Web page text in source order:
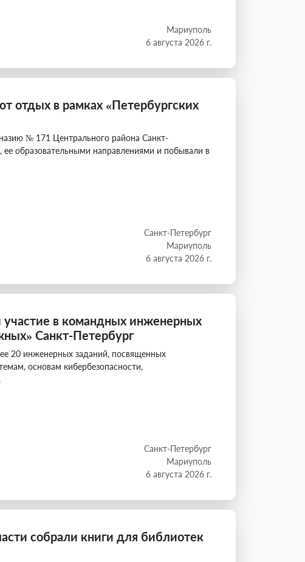
Мариуполь
6 августа 2026 г.
отдых в рамках «Петербургских
№ 171 Центрального района Санкт-
образовательными направлениями и побывали в
Санкт-Петербург
Мариуполь
6 августа 2026 г.
в командных инженерных
Санкт-Петербург
20 инженерных заданий, посвященных
основам кибербезопасности,
Санкт-Петербург
Мариуполь
6 августа 2026 г.
собрали книги для библиотек